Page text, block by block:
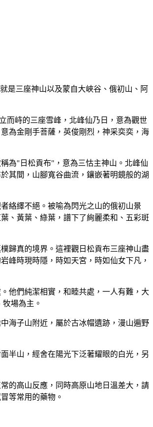
是三座神山以及蒙自大峽谷、俄初山、阿
而峙的三座雪峰，北峰仙乃日，意為觀世
為金剛手菩薩，英俊剛烈，神采奕奕，海
為"日松貢布"，意為三怙主神山。北峰仙
其間，山腳寬谷曲流，鑲嵌著明鏡般的湖
絡繹不絕。被喻為閃光之山的俄初山景
、黃葉、綠葉，譜下了絢麗柔和、五彩斑
歸真的境界。這裡觀日松貢布三座神山盡
峰時現時隱，時如天宮，時如仙女下凡，
他們純潔相實，和睦共處，一人有難，大
場為主。
海子山附近，屬於古冰帽遺跡，漫山遍野
半山，經舍在陽光下泛著耀眼的白光，另
的高山反應，同時高原山地日溫差大，請
等常用的藥物。